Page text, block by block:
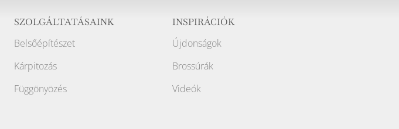
SZOLGÁLTATÁSAINK
Belsőépítészet
Kárpitozás
Függönyözés
INSPIRÁCIÓK
Újdonságok
Brossúrák
Videók